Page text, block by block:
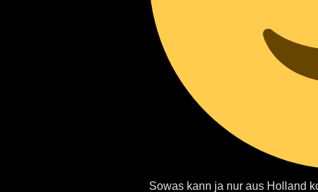
Sowas kann ja nur aus Holland